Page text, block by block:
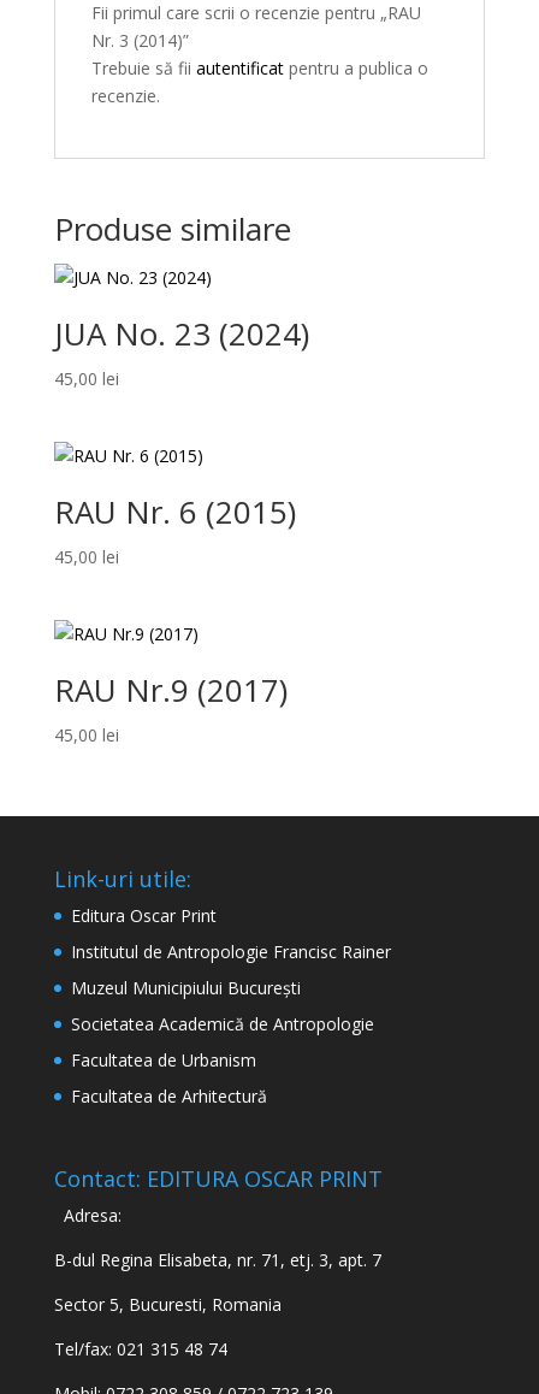
Fii primul care scrii o recenzie pentru „RAU
Nr. 3 (2014)”
Trebuie să fii autentificatpentru a publica o
recenzie.
Produse similare
JUA No. 23 (2024)
45,00 lei
RAU Nr. 6 (2015)
45,00 lei
RAU Nr.9 (2017)
45,00 lei
Link-uri utile:
Editura Oscar Print
Institutul de Antropologie Francisc Rainer
Muzeul Municipiului București
Societatea Academică de Antropologie
Facultatea de Urbanism
Facultatea de Arhitectură
Contact: EDITURA OSCAR PRINT
Adresa:
B-dul Regina Elisabeta, nr. 71, etj. 3, apt. 7
Sector 5, Bucuresti, Romania
Tel/fax: 021 315 48 74